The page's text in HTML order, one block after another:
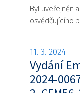
Byl uveřejněn
osvědčujícího
11. 3. 2024
Vydání
2024-